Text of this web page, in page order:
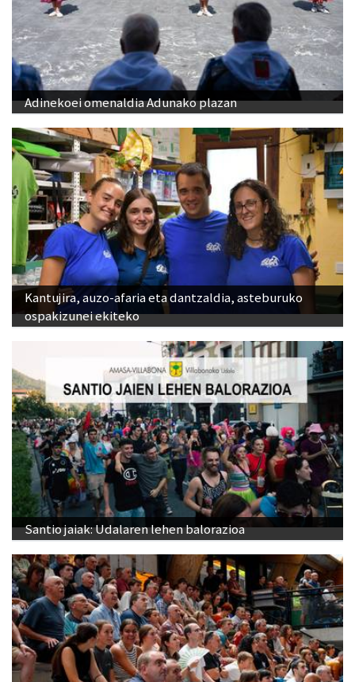
Adinekoei omenaldia Adunako plazan
Kantujira, auzo-afaria eta dantzaldia, asteburuko
ospakizunei ekiteko
Santio jaiak: Udalaren lehen balorazioa